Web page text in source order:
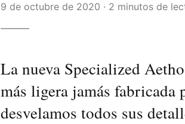
9 de octubre de 2020 · 2 minutos de
La nueva Specialized
más ligera jamás
desvelamos todos sus